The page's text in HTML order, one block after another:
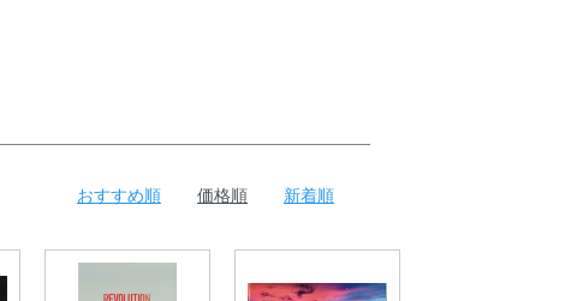
おすすめ順 価格順 新着順